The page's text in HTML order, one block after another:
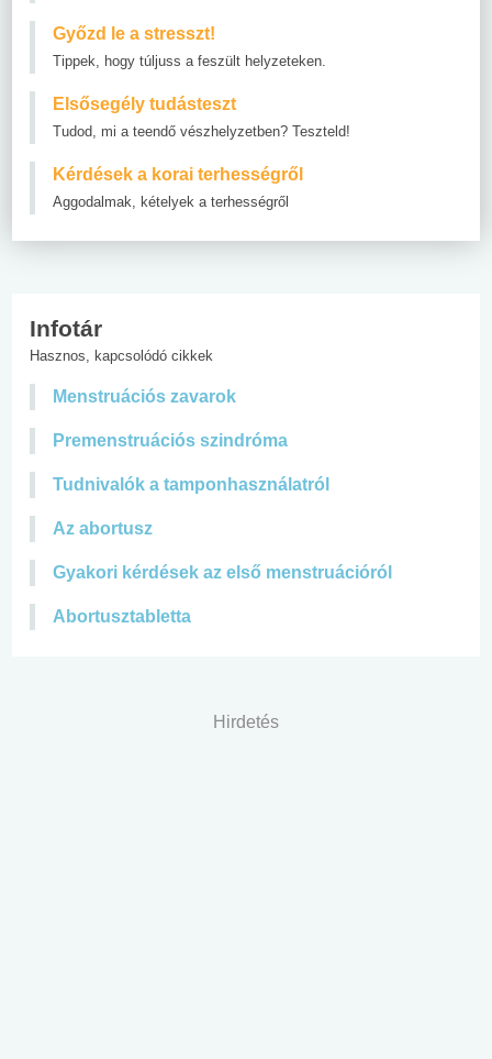
Győzd le a stresszt!
Tippek, hogy túljuss a feszült helyzeteken.
Elsősegély tudásteszt
Tudod, mi a teendő vészhelyzetben? Teszteld!
Kérdések a korai terhességről
Aggodalmak, kételyek a terhességről
Infotár
Hasznos, kapcsolódó cikkek
Menstruációs zavarok
Premenstruációs szindróma
Tudnivalók a tamponhasználatról
Az abortusz
Gyakori kérdések az első menstruációról
Abortusztabletta
Hirdetés